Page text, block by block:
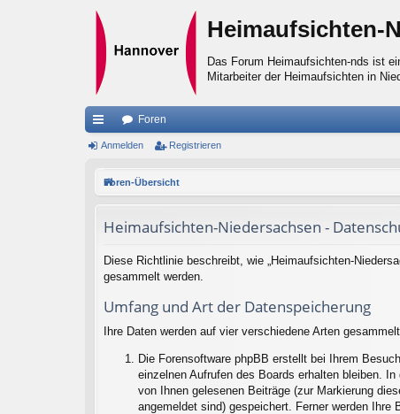
Heimaufsichten-
Das Forum Heimaufsichten-nds ist
Mitarbeiter der Heimaufsichten in
ch
llz
Foren
Anmelden Registrieren
Foren-Übersicht
Heimaufsichten-Niedersachsen -
Diese Richtlinie beschreibt, wie „Heimaufsichten-
gesammelt werden.
Umfang und Art der Datenspeicherung
Ihre Daten werden auf vier verschiedene Arten
Die Forensoftware phpBB erstellt bei Ihrem
einzelnen Aufrufen des Boards erhalten bleiben.
von Ihnen gelesenen Beiträge (zur Markierung
angemeldet sind) gespeichert. Ferner werden